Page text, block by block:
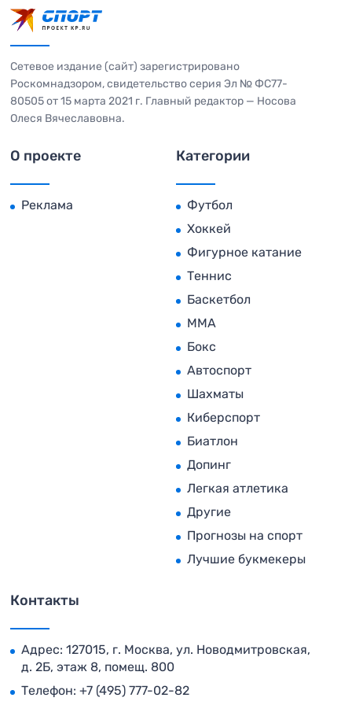
Сетевое издание (сайт) зарегистрировано
Роскомнадзором, свидетельство серия Эл № ФС77-
80505 от 15 марта 2021 г. Главный редактор — Носова
Олеся Вячеславовна.
О проекте
Реклама
Категории
Футбол
Хоккей
Фигурное катание
Теннис
Баскетбол
MMA
Бокс
Автоспорт
Шахматы
Киберспорт
Биатлон
Допинг
Легкая атлетика
Другие
Прогнозы на спорт
Лучшие букмекеры
Контакты
Адрес: 127015, г. Москва, ул. Новодмитровская,
д. 2Б, этаж 8, помещ. 800
Телефон: +7 (495) 777-02-82